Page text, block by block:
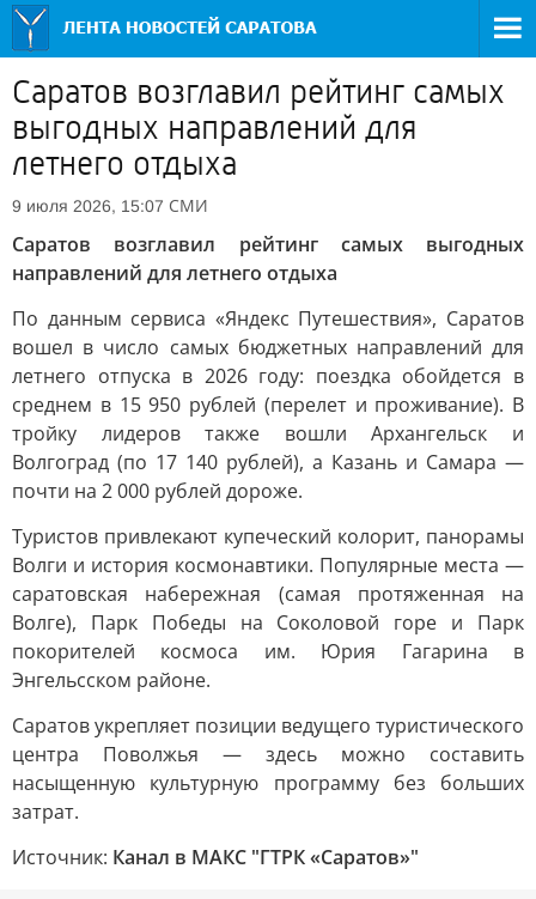
Саратов возглавил рейтинг самых
выгодных направлений для
летнего отдыха
9 июля 2026, 15:07 СМИ
Саратов возглавил рейтинг самых выгодных
направлений для летнего отдыха
По данным сервиса «Яндекс Путешествия», Саратов
вошел в число самых бюджетных направлений для
летнего отпуска в 2026 году: поездка обойдется в
среднем в 15 950 рублей (перелет и проживание). В
тройку лидеров также вошли Архангельск и
Волгоград (по 17 140 рублей), а Казань и Самара —
почти на 2 000 рублей дороже.
Туристов привлекают купеческий колорит, панорамы
Волги и история космонавтики. Популярные места —
саратовская набережная (самая протяженная на
Волге), Парк Победы на Соколовой горе и Парк
покорителей космоса им. Юрия Гагарина в
Энгельсском районе.
Саратов укрепляет позиции ведущего туристического
центра Поволжья — здесь можно составить
насыщенную культурную программу без больших
затрат.
Источник: Канал в МАКС "ГТРК «Саратов»"